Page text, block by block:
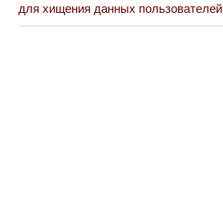
записям
Post:
для хищения данных пользователей